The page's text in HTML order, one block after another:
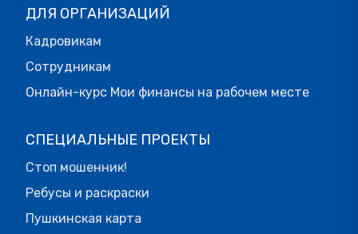
ДЛЯ ОРГАНИЗАЦИЙ
Кадровикам
Сотрудникам
Онлайн-курс Мои финансы на рабочем месте
СПЕЦИАЛЬНЫЕ ПРОЕКТЫ
Стоп мошенник!
Ребусы и раскраски
Пушкинская карта